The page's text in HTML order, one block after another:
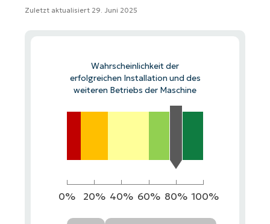
Zuletzt aktualisiert 29. Juni 2025
Wahrscheinlichkeit der
erfolgreichen Installation und des
weiteren Betriebs der Maschine
0% 20% 40% 60% 80% 100%